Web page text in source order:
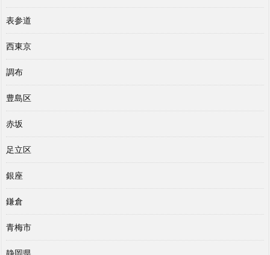
表参道
西東京
調布
豊島区
赤坂
足立区
銀座
鎌倉
青梅市
静岡県